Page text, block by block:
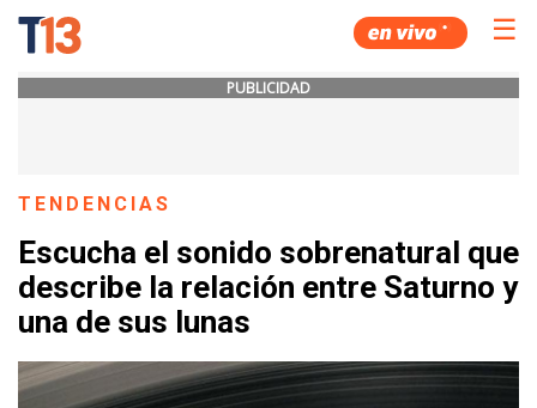
☰
PUBLICIDAD
TENDENCIAS
Escucha el sonido sobrenatural que
describe la relación entre Saturno y
una de sus lunas